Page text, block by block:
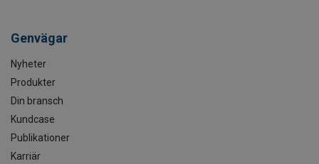
Genvägar
Nyheter
Produkter
Din bransch
Kundcase
Publikationer
Karriär